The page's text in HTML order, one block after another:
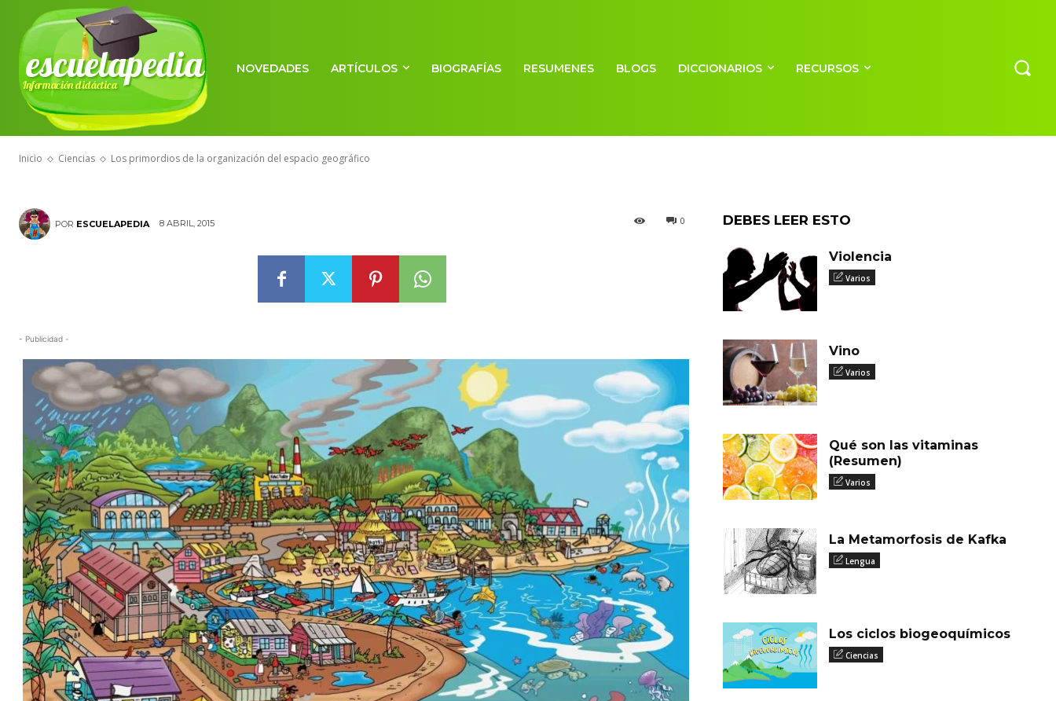
escuelapedia
Información didáctica
NOVEDADES ARTÍCULOS BIOGRAFÍAS RESUMENES BLOGS DICCIONARIOS RECURSOS
Inicio Ciencias Los primordios de la organización del espacio geográfico
CIENCIAS
Los primordios de la organización
del espacio geográfico
POR ESCUELAPEDIA 8 ABRIL, 2015 0
- Publicidad -
DEBES LEER ESTO
Violencia
Varios
Vino
Varios
Qué son las vitaminas
(Resumen)
Varios
La Metamorfosis de Kafka
Lengua
Los ciclos biogeoquímicos
Ciencias